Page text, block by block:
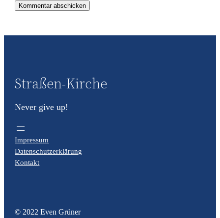
Straßen-Kirche
Never give up!
Impressum
Datenschutzerklärung
Kontakt
© 2022 Even Grüner